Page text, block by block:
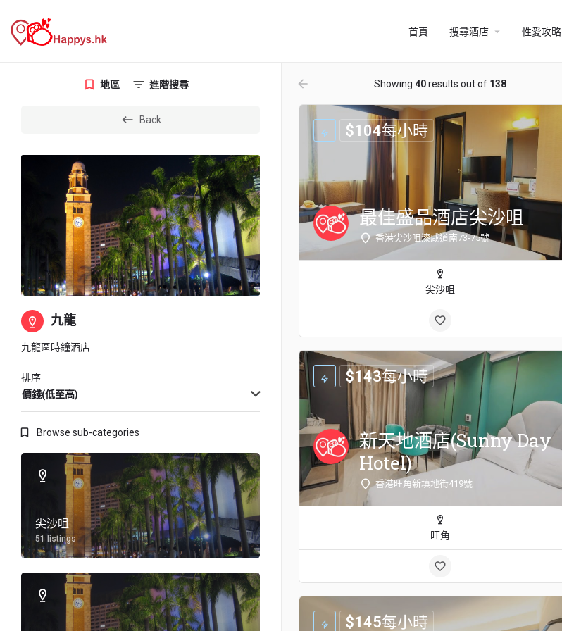
首頁 搜尋酒店 arrow_drop_down 性愛攻略
地區 進階搜尋
Back
九龍
九龍區時鐘酒店
價錢(低至高)
排序
Browse sub-categories
尖沙咀
51 listings
arrow_backward Showing 40results out of 138
最佳盛品酒店尖沙咀
香港尖沙咀漆咸道南73-75號
$104每小時
尖沙咀
新天地酒店(Sunny Day
Hotel)
香港旺角新填地街419號
$143每小時
旺角
$145每小時